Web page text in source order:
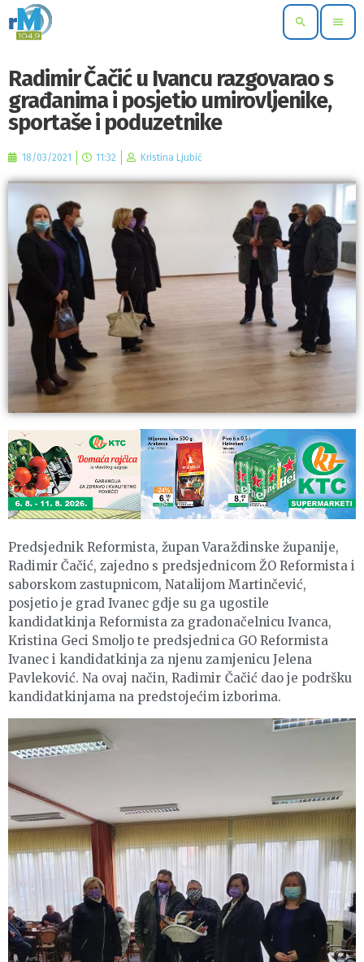
search menu
Radimir Čačić u Ivancu razgovarao s
građanima i posjetio umirovljenike,
sportaše i poduzetnike
18/03/2021 11:32 Kristina Ljubić
Predsjednik Reformista, župan Varaždinske županije,
Radimir Čačić, zajedno s predsjednicom ŽO Reformista i
saborskom zastupnicom, Natalijom Martinčević,
posjetio je grad Ivanec gdje su ga ugostile
kandidatkinja Reformista za gradonačelnicu Ivanca,
Kristina Geci Smoljo te predsjednica GO Reformista
Ivanec i kandidatkinja za njenu zamjenicu Jelena
Pavleković. Na ovaj način, Radimir Čačić dao je podršku
kandidatkinjama na predstojećim izborima.